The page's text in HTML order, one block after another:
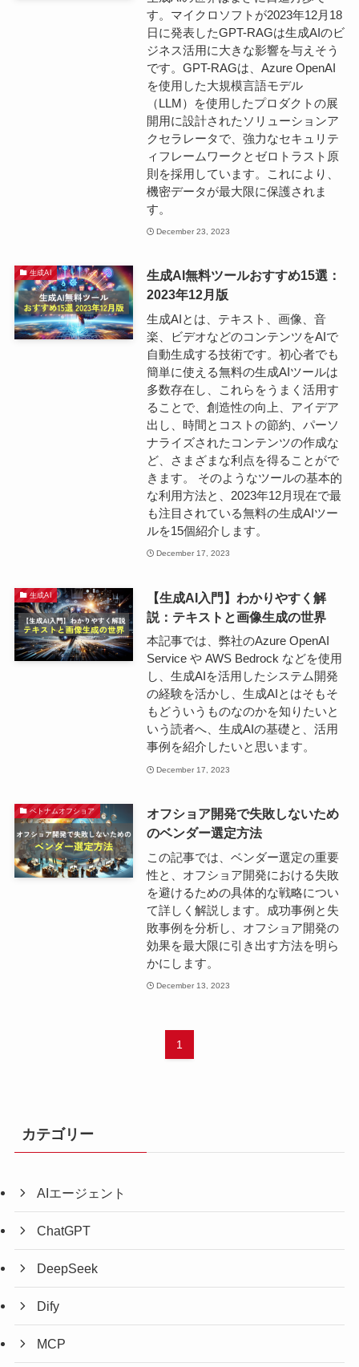
す。マイクロソフトが2023年12月18
日に発表したGPT-RAGは生成AIのビ
ジネス活用に大きな影響を与えそう
です。GPT-RAGは、Azure OpenAI
を使用した大規模言語モデル
（LLM）を使用したプロダクトの展
開用に設計されたソリューションア
クセラレータで、強力なセキュリテ
ィフレームワークとゼロトラスト原
則を採用しています。これにより、
機密データが最大限に保護されま
す。
December 23, 2023
生成AI
生成AI無料ツールおすすめ15選：
2023年12月版
生成AIとは、テキスト、画像、音
楽、ビデオなどのコンテンツをAIで
自動生成する技術です。初心者でも
簡単に使える無料の生成AIツールは
多数存在し、これらをうまく活用す
ることで、創造性の向上、アイデア
出し、時間とコストの節約、パーソ
ナライズされたコンテンツの作成な
ど、さまざまな利点を得ることがで
きます。 そのようなツールの基本的
な利用方法と、2023年12月現在で最
も注目されている無料の生成AIツー
ルを15個紹介します。
December 17, 2023
生成AI
【生成AI入門】わかりやすく解
説：テキストと画像生成の世界
本記事では、弊社のAzure OpenAI
Service や AWS Bedrock などを使用
し、生成AIを活用したシステム開発
の経験を活かし、生成AIとはそもそ
もどういうものなのかを知りたいと
いう読者へ、生成AIの基礎と、活用
事例を紹介したいと思います。
December 17, 2023
ベトナムオフショア
オフショア開発で失敗しないため
のベンダー選定方法
この記事では、ベンダー選定の重要
性と、オフショア開発における失敗
を避けるための具体的な戦略につい
て詳しく解説します。成功事例と失
敗事例を分析し、オフショア開発の
効果を最大限に引き出す方法を明ら
かにします。
December 13, 2023
1
カテゴリー
AIエージェント
ChatGPT
DeepSeek
Dify
MCP